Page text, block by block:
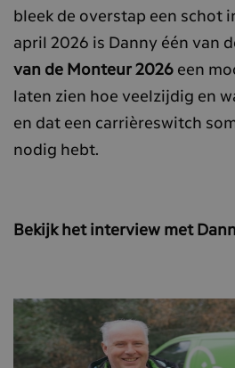
bleek de overstap een schot
april 2026 is Danny één van
van de Monteur 2026 een
laten zien hoe veelzijdig en
en dat een carrièreswitch
nodig hebt.
Bekijk het interview met
Transcript